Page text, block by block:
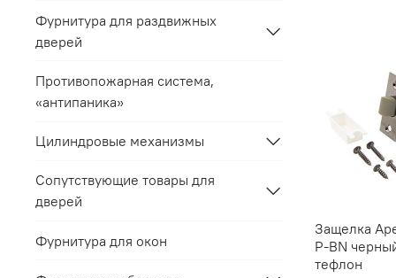
Защелка
Р-BN
тефлон
Фурнитура для раздвижных
дверей
Противопожарная система,
«антипаника»
Цилиндровые механизмы
Сопутствующие товары для
дверей
Фурнитура для окон